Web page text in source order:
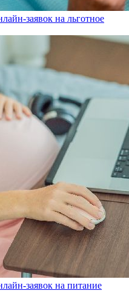
заявок на льготное
заявок на питание